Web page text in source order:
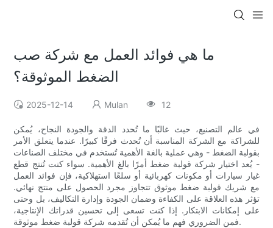
ما هي فوائد العمل مع شركة صب
الضغط الموثوقة؟
2025-12-14 Mulan 12
في عالم التصنيع، حيث غالبًا ما تُحدد الدقة والجودة النجاح، يُمكن
للشراكة مع الشركة المناسبة أن تُحدث فرقًا كبيرًا. عندما يتعلق الأمر
بقولبة الضغط - وهي عملية بالغة الأهمية تُستخدم في مختلف الصناعات
- يُعد اختيار شركة قولبة ضغط أمرًا بالغ الأهمية. سواء كنت تُنتج قطع
غيار سيارات أو مكونات كهربائية أو سلعًا استهلاكية، فإن فوائد العمل
مع شريك قولبة ضغط موثوق تتجاوز مجرد الحصول على منتج نهائي.
تؤثر هذه العلاقة على الكفاءة وضمان الجودة وإدارة التكاليف، بل وحتى
على إمكانات الابتكار. إذا كنت تسعى إلى تحسين قدراتك الإنتاجية،
فمن الضروري فهم ما يُمكن أن تُقدمه شركة قولبة ضغط موثوقة.